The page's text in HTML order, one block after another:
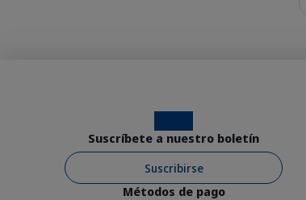
con pH neutro, es fácil de usar
cera, convirtiendo la limpieza
Suscríbete a nuestro boletín
Suscribirse
Métodos de pago